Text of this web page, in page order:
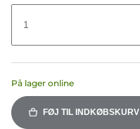
1
På lager online
FØJ TIL INDKØBSKURV